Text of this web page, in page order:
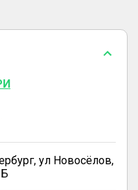
ул Новосёлов,
Б